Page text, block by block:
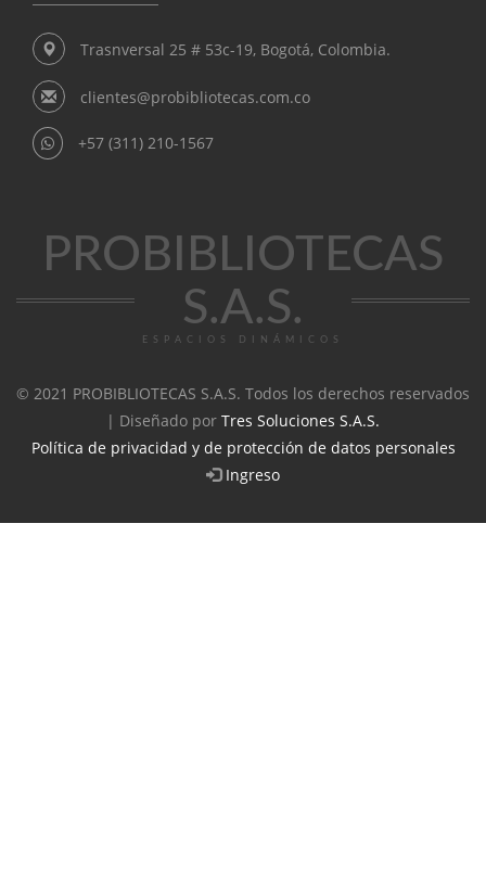
Trasnversal 25 # 53c-19, Bogotá, Colombia.
clientes@probibliotecas.com.co
+57 (311) 210-1567
PROBIBLIOTECAS
S.A.S.
ESPACIOS DINÁMICOS
© 2021 PROBIBLIOTECAS S.A.S. Todos los derechos reservados
| Diseñado por Tres Soluciones S.A.S.
Política de privacidad y de protección de datos personales
Ingreso